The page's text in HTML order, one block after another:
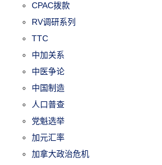
CPAC拨款
RV调研系列
TTC
中加关系
中医争论
中国制造
人口普查
党魁选举
加元汇率
加拿大政治危机